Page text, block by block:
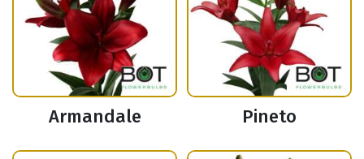
Armandale Pineto